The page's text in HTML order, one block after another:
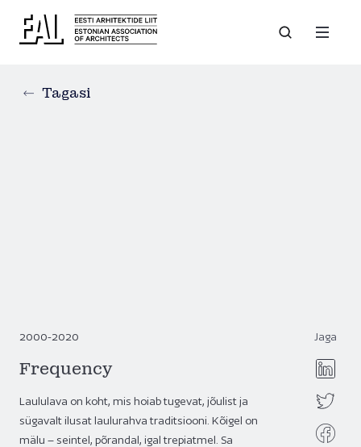
Tagasi
Jaga
Frequency
2000-2020
Laululava on koht, mis hoiab tugevat, jõulist ja
sügavalt ilusat laulurahva traditsiooni. Kõigel on
mälu – seintel, põrandal, igal trepiatmel. Sa